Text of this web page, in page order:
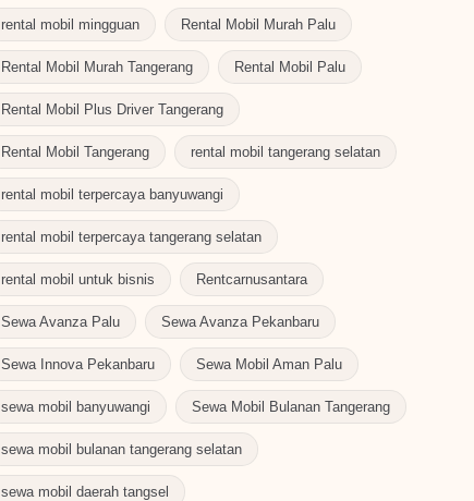
rental mobil mingguan Rental Mobil Murah Palu
Rental Mobil Murah Tangerang Rental Mobil Palu
Rental Mobil Plus Driver Tangerang
Rental Mobil Tangerang rental mobil tangerang selatan
rental mobil terpercaya banyuwangi
rental mobil terpercaya tangerang selatan
rental mobil untuk bisnis Rentcarnusantara
Sewa Avanza Palu Sewa Avanza Pekanbaru
Sewa Innova Pekanbaru Sewa Mobil Aman Palu
sewa mobil banyuwangi Sewa Mobil Bulanan Tangerang
sewa mobil bulanan tangerang selatan
sewa mobil daerah tangsel